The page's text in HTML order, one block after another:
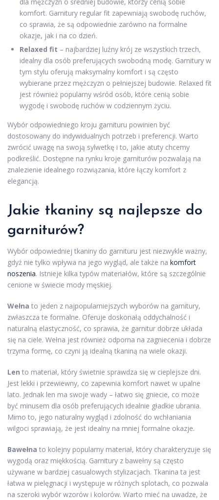
dla mężczyzn o średniej budowie, którzy cenią sobie
komfort. Garnitury regular fit zapewniają swobodę ruchów,
co sprawia, że są odpowiednie zarówno na formalne
okazje, jak i na co dzień.
Relaxed fit – najbardziej luźny krój ze wszystkich trzech,
idealny dla osób preferujących swobodną modę. Garnitury w
tym stylu oferują maksymalny komfort i są często
wybierane przez mężczyzn o pełniejszej budowie. Relaxed fit
jest również popularny wśród osób, które cenią sobie
wygodę i swobodę ruchów w codziennym życiu.
Wybór odpowiedniego kroju garnituru powinien być
dostosowany do indywidualnych potrzeb i preferencji. Warto
zwrócić uwagę na swoją sylwetkę i to, jakie atuty chcemy
podkreślić. Dostępne na rynku kroje garniturów pozwalają na
znalezienie idealnego rozwiązania, które łączy komfort z
elegancją.
Jakie tkaniny są najlepsze do
garniturów?
Wybór odpowiedniej tkaniny do garnituru jest niezwykle ważny,
gdyż nie tylko wpływa na jego wygląd, ale także na komfort
noszenia. Istnieje kilka typów materiałów, które są szczególnie
cenione w świecie mody męskiej.
Wełna to jeden z najpopularniejszych wyborów na garnitury,
zwłaszcza te formalne. Oferuje doskonałą oddychalność i
naturalną elastyczność, co sprawia, że garnitur dobrze układa
się na ciele. Wełna jest również odporna na zagniecenia i dobrze
trzyma formę, co czyni ją idealną tkaniną na wiele okazji.
Len to materiał, który świetnie sprawdza się w cieplejsze dni.
Jest lekki i przewiewny, co zapewnia komfort nawet w upalne
lato. Jednak len ma swoje wady – łatwo się gniecie, co może
być minusem dla osób preferujących idealnie gładkie ubrania.
Mimo to, jego naturalny wygląd i zdolność do wchłaniania
wilgoci sprawiają, że jest idealny na mniej formalne okazje.
Bawełna to kolejny popularny materiał, który charakteryzuje się
wygodą oraz miękkością. Garnitury z bawełny są często
używane w bardziej casualowych stylizacjach. Tkanina ta jest
łatwa w pielęgnacji i występuje w różnych splotach, co pozwala
na szeroki wybór wzorów i kolorów. Warto mieć na uwadze, że